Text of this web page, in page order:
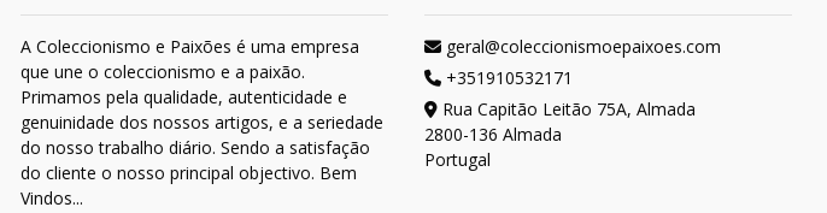
A Coleccionismo e Paixões é uma empresa
que une o coleccionismo e a paixão.
Primamos pela qualidade, autenticidade e
genuinidade dos nossos artigos, e a seriedade
do nosso trabalho diário. Sendo a satisfação
do cliente o nosso principal objectivo. Bem
Vindos...
geral@coleccionismoepaixoes.com
+351910532171
Rua Capitão Leitão 75A, Almada
2800-136 Almada
Portugal